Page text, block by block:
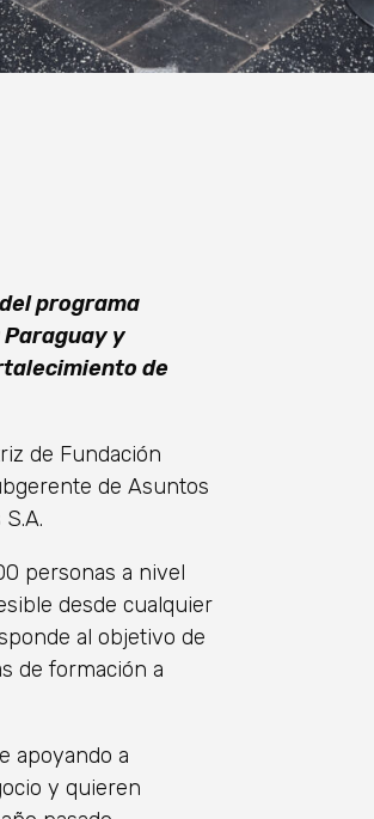
programa
y
de
de Fundación
de Asuntos
personas a nivel
desde cualquier
al objetivo de
de formación a
apoyando a
y quieren